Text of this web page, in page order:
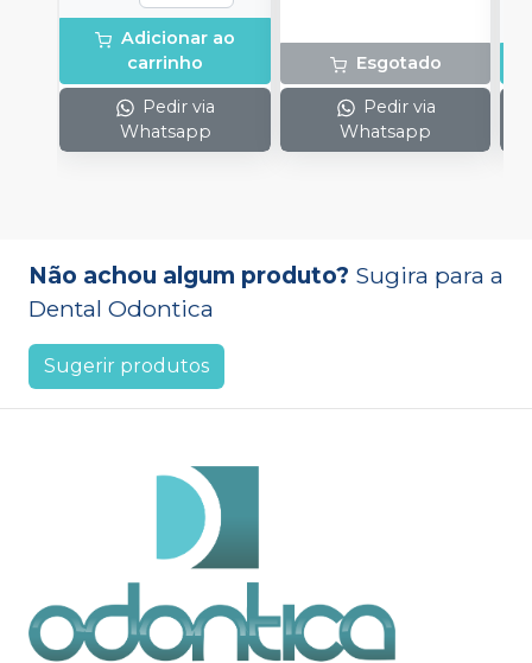
Adicionar ao
carrinho
Pedir via
Whatsapp
Esgotado
Pedir via
Whatsapp
Não achou algum produto? Sugira para a
Dental Odontica
Sugerir produtos